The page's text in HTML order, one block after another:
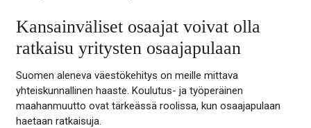
Kansainväliset osaajat voivat olla
ratkaisu yritysten osaajapulaan
Suomen aleneva väestökehitys on meille mittava
yhteiskunnallinen haaste. Koulutus- ja työperäinen
maahanmuutto ovat tärkeässä roolissa, kun osaajapulaan
haetaan ratkaisuja.